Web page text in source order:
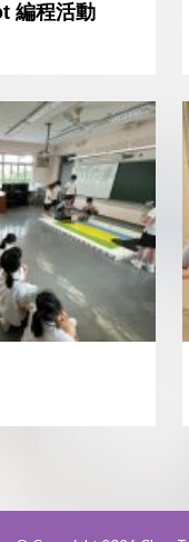
編程活動